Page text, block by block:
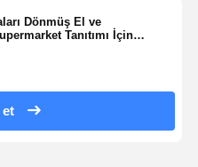
Dönmüş El ve
Tanıtımı İçin
et